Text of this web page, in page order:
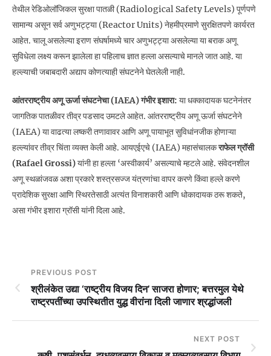
तेथील रेडिओलॉजिकल सुरक्षा पातळी (Radiological Safety Levels) पूर्णपणे
सामान्य असून सर्व अणुभट्ट्या (Reactor Units) नेहमीप्रमाणे सुरक्षितपणे कार्यरत
आहेत. चालू असलेल्या इराण संघर्षामध्ये चार अणुभट्ट्या असलेल्या या बराक अणू
सुविधेला लक्ष्य करून झालेला हा पहिलाच ज्ञात हल्ला असल्याचे मानले जात आहे. या
हल्ल्याची जबाबदारी अद्याप कोणत्याही संघटनेने घेतलेली नाही.
आंतरराष्ट्रीय अणू ऊर्जा संघटनेचा (IAEA) गंभीर इशारा: या धक्कादायक घटनेनंतर
जागतिक पातळीवर तीव्र पडसाद उमटले आहेत. आंतरराष्ट्रीय अणू ऊर्जा संघटनेने
(IAEA) या वाढत्या लष्करी तणावावर आणि अणू पायाभूत सुविधांनजीक होणाऱ्या
हल्ल्यांवर तीव्र चिंता व्यक्त केली आहे. आयएईएचे (IAEA) महासंचालकराफेल ग्रॉसी
(Rafael Grossi)यांनी हा हल्ला ‘अस्वीकार्य’ असल्याचे म्हटले आहे. संवेदनशील
अणू स्थळांजवळ अशा प्रकारे शस्त्रसज्ज यंत्रणांचा वापर करणे किंवा हल्ले करणे
प्रादेशिक सुरक्षा आणि स्थिरतेसाठी अत्यंत विनाशकारी आणि धोकादायक ठरू शकते,
असा गंभीर इशारा ग्रॉसी यांनी दिला आहे.
PREVIOUS POST
श्रीलंकेत उद्या ‘राष्ट्रीय विजय दिन’ साजरा होणार; बत्तरमुल येथे
राष्ट्रपतींच्या उपस्थितीत युद्ध वीरांना दिली जाणार श्रद्धांजली
NEXT POST